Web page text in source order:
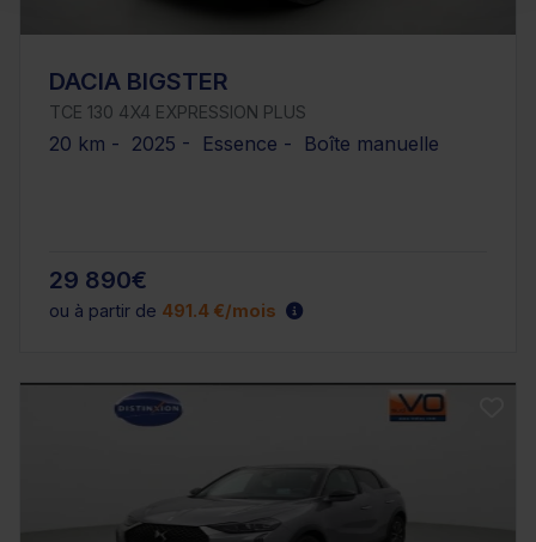
DACIA BIGSTER
TCE 130 4X4 EXPRESSION PLUS
20 km - 2025 - Essence - Boîte manuelle
29 890€
ou à partir de 491.4 €/mois